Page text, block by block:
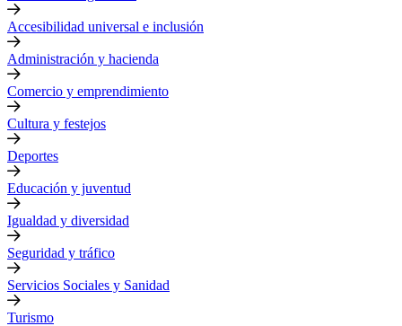
Accesibilidad universal e inclusión
Administración y hacienda
Comercio y emprendimiento
Cultura y festejos
Deportes
Educación y juventud
Igualdad y diversidad
Seguridad y tráfico
Servicios Sociales y Sanidad
Turismo